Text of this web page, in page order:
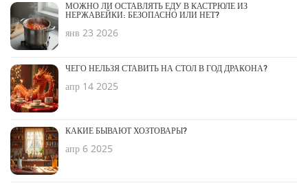
МОЖНО ЛИ ОСТАВЛЯТЬ ЕДУ В КАСТРЮЛЕ ИЗ
НЕРЖАВЕЙКИ: БЕЗОПАСНО ИЛИ НЕТ?
янв 23 2026
ЧЕГО НЕЛЬЗЯ СТАВИТЬ НА СТОЛ В ГОД ДРАКОНА?
апр 14 2025
КАКИЕ БЫВАЮТ ХОЗТОВАРЫ?
апр 6 2025